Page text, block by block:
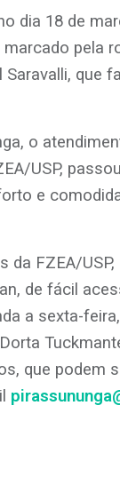
dia 18 de
pela
que
o
USP,
e
FZEA/
de fácil
a sexta-
, que podem